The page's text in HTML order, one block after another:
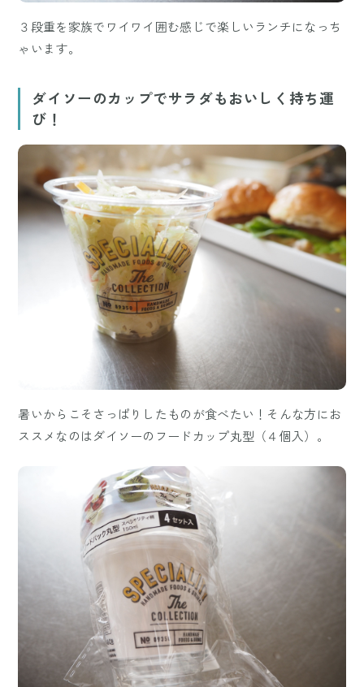
３段重を家族でワイワイ囲む感じで楽しいランチになっち
ゃいます。
ダイソーのカップでサラダもおいしく持ち運
び！
暑いからこそさっぱりしたものが食べたい！そんな方にお
ススメなのはダイソーのフードカップ丸型（４個入）。